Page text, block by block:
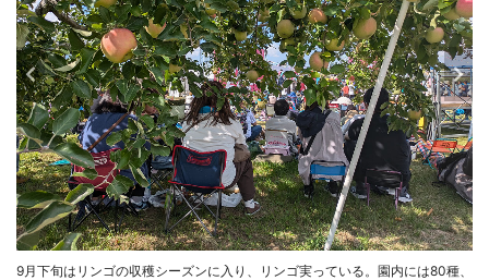
9月下旬はリンゴの収穫シーズンに入り、リンゴ実っている。園内には80種、